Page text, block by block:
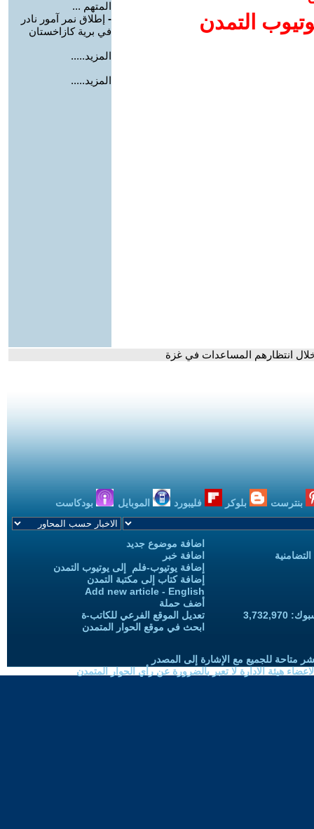
التمدن
المتهم ...
- إطلاق نمر آمور نادر
في برية كازاخستان
المزيد.....
المزيد.....
بنترست بلوكر فليبورد الموبايل بودكاست
اضافة موضوع جديد
اضافة خبر
إضافة يوتيوب-فلم إلى يوتيوب التمدن
إضافة كتاب إلى مكتبة التمدن
Add new article - English
أضف حملة
تعديل الموقع الفرعي للكاتب-ة
ابحث في موقع الحوار المتمدن
متاحة للجميع مع الإشارة إلى المصدر
هيئة الادارة لا تعبر بالضرورة عن رأي الحوار المتمدن